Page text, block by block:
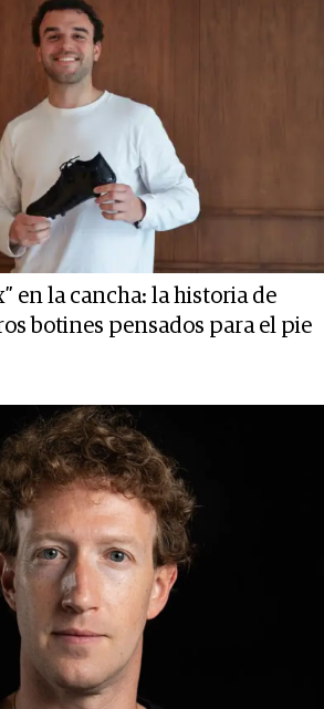
en la cancha: la historia de
botines pensados para el pie